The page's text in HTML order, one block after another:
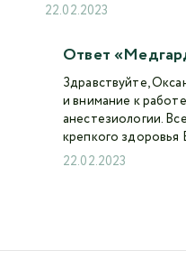
22.02.2023
Ответ
Здравствуйте,
и внимание к
анестезиологии.
крепкого здоровья
22.02.2023